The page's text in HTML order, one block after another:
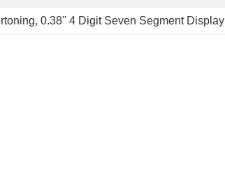
, 0.38'' 4 Digit Seven Segment Display